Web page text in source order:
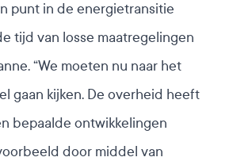
punt in de energietransitie
tijd van losse maatregelingen
“We moeten nu naar het
gaan kijken. De overheid heeft
bepaalde ontwikkelingen
door middel van